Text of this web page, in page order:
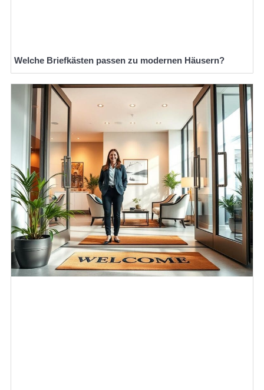
Welche Briefkästen passen zu modernen Häusern?